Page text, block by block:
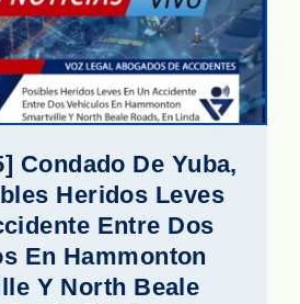
Condado De Yuba,
Heridos Leves
Entre Dos
En Hammonton
Y North Beale